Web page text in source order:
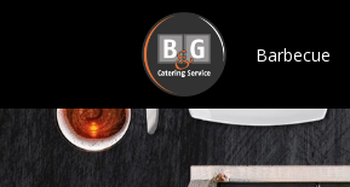
Barbecue